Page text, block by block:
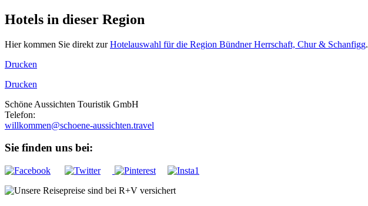
Hotels in dieser Region
Hier kommen Sie direkt zurHotelauswahl für die Region Bündner Herrschaft, Chur & Schanfigg.
Drucken
Drucken
Schöne Aussichten Touristik GmbH
Telefon:
willkommen@schoene-aussichten.travel
Sie finden uns bei: